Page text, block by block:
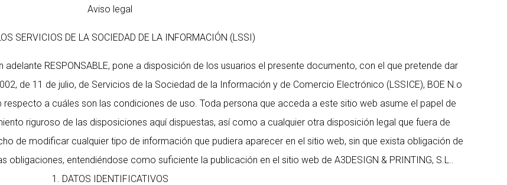
Aviso legal
SERVICIOS DE LA SOCIEDAD DE LA INFORMACIÓN (LSSI)
adelante RESPONSABLE, pone a disposición de los usuarios el presente documento, con el que pretende dar
de 11 de julio, de Servicios de la Sociedad de la Información y de Comercio Electrónico (LSSICE), BOE N.o
a cuáles son las condiciones de uso. Toda persona que acceda a este sitio web asume el papel de
riguroso de las disposiciones aquí dispuestas, así como a cualquier otra disposición legal que fuera de
de modificar cualquier tipo de información que pudiera aparecer en el sitio web, sin que exista obligación de
entendiéndose como suficiente la publicación en el sitio web de A3DESIGN & PRINTING, S.L..
1. DATOS IDENTIFICATIVOS